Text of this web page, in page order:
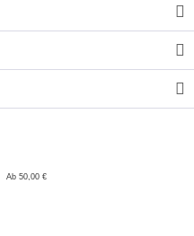
Ab 50,00 €